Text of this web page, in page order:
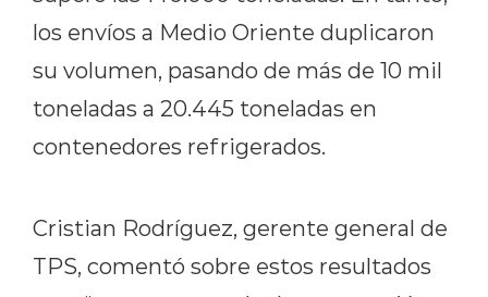
los envíos a Medio Oriente duplicaron
su volumen, pasando de más de 10 mil
toneladas a 20.445 toneladas en
contenedores refrigerados.
Cristian Rodríguez, gerente general de
TPS, comentó sobre estos resultados